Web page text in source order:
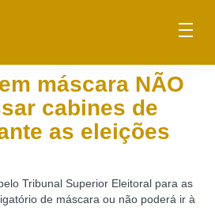
máscara NÃO
cabines de
as eleições
Tribunal Superior Eleitoral para as
de máscara ou não poderá ir à